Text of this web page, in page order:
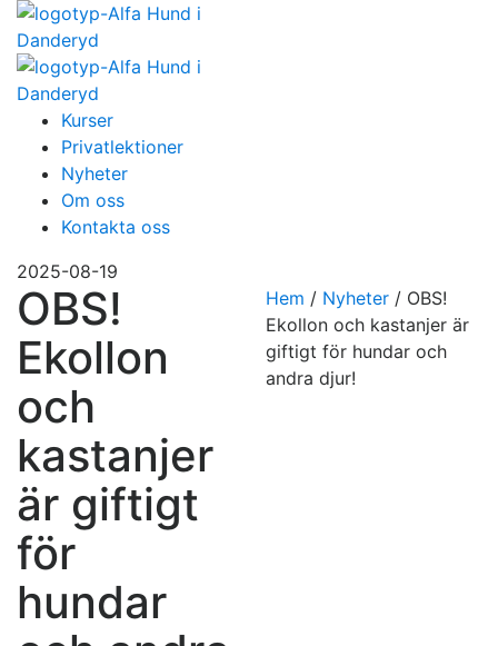
Kurser
Privatlektioner
Nyheter
Om oss
Kontakta oss
2025-08-19
OBS!
Ekollon
och
kastanjer
är giftigt
för
hundar
Hem / Nyheter / OBS!
Ekollon och kastanjer är
giftigt för hundar och
andra djur!